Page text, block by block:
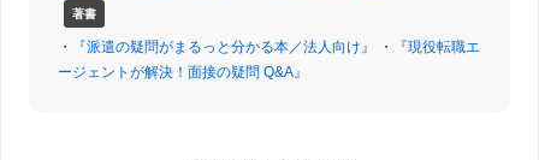
著書
・ 『派遣の疑問がまるっと分かる本／法人向け』 ・
『現役転職エ
ージェントが解決！面接の疑問 Q&A』